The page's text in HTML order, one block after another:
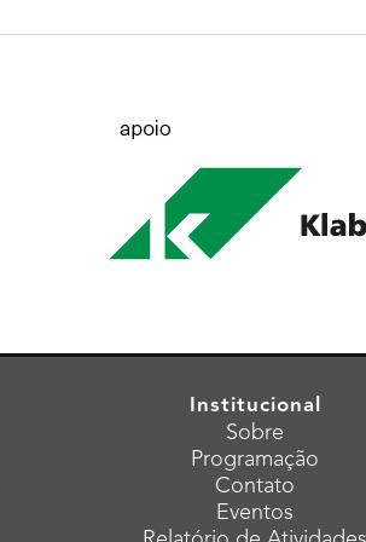
Institucional
Sobre
Programação
Contato
Eventos